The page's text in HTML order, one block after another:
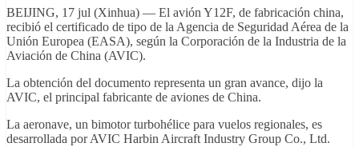
BEIJING, 17 jul (Xinhua) — El avión Y12F, de fabricación china,
recibió el certificado de tipo de la Agencia de Seguridad Aérea de la
Unión Europea (EASA), según la Corporación de la Industria de la
Aviación de China (AVIC).
La obtención del documento representa un gran avance, dijo la
AVIC, el principal fabricante de aviones de China.
La aeronave, un bimotor turbohélice para vuelos regionales, es
desarrollada por AVIC Harbin Aircraft Industry Group Co., Ltd.